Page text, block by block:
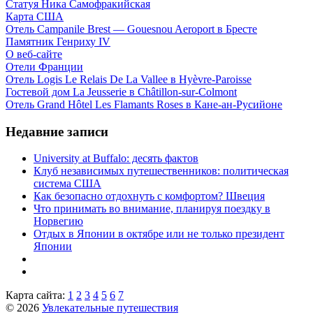
Статуя Ника Самофракийская
Карта США
Отель Campanile Brest — Gouesnou Aeroport в Бресте
Памятник Генриху IV
О веб-сайте
Отели Франции
Отель Logis Le Relais De La Vallee в Hyèvre-Paroisse
Гостевой дом La Jeusserie в Châtillon-sur-Colmont
Отель Grand Hôtel Les Flamants Roses в Кане-ан-Русийоне
Недавние записи
University at Buffalo: десять фактов
Клуб независимых путешественников: политическая
система США
Как безопасно отдохнуть с комфортом? Швеция
Что принимать во внимание, планируя поездку в
Норвегию
Отдых в Японии в октябре или не только президент
Японии
Карта сайта: 1 2 3 4 5 6 7
© 2026 Увлекательные путешествия